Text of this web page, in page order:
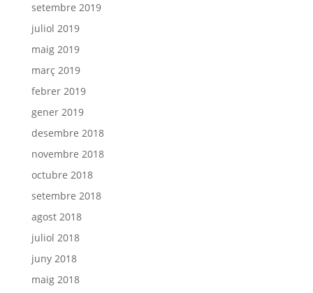
setembre 2019
juliol 2019
maig 2019
març 2019
febrer 2019
gener 2019
desembre 2018
novembre 2018
octubre 2018
setembre 2018
agost 2018
juliol 2018
juny 2018
maig 2018